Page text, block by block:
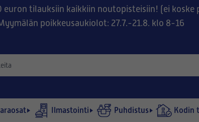
euron tilauksiin kaikkiin noutopisteisiin! (ei koske
poikkeusaukiolot: 27.7.-21.8. klo 8-16
Ilmastointi Puhdistus Kodin